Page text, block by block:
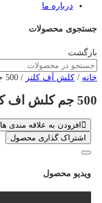
درباره ما
جستجوی محصولات
بازگشت
خانه / کلش آف کلنز / 500 جم کلش اف کلنز
500 جم کلش اف کلنز
افزودن به علاقه مندی ها
اشتراک گذاری محصول
ویدیو محصول